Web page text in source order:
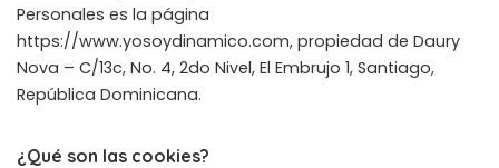
Personales es la página
https://www.yosoydinamico.com, propiedad de Daury
Nova – C/13c, No. 4, 2do Nivel, El Embrujo 1, Santiago,
República Dominicana.
¿Qué son las cookies?